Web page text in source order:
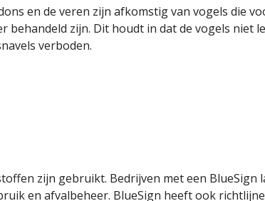
en de veren zijn afkomstig van vogels die
behandeld zijn. Dit houdt in dat de vogels niet
verboden.
zijn gebruikt. Bedrijven met een BlueSign
en afvalbeheer. BlueSign heeft ook